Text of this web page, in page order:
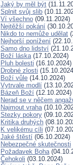
Jaký by měl být
Splnit svůj slib
Ví všechno (09.11.2024)
Nejtěžší pokání
Nikdo to nemůže udělat
Nejhorší ponížení
Samo dno lidství
Boží láska(17.10.2024)
Pluh bolesti (16.10.2024)
Drobné zlosti
Boží vůle (14.10.2024)
Vytrvale modlí
Bázeň Boží (12.10.2024)
Nerad se v něčem
Najmout vraha
Stezky pokory
Kritika druhých
K velikému cíli
Jaké štěstí (06.10.2024)
Nebezpečné skutečnosti
Požadavek Boha
Čehokoli (03.10.2024)